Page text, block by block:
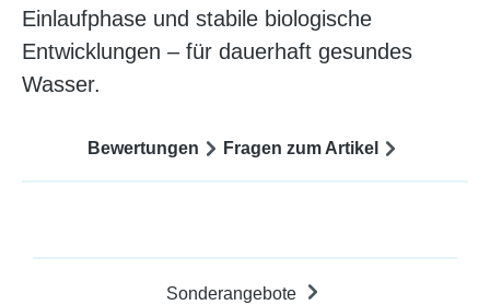
Einlaufphase und stabile biologische
Entwicklungen – für dauerhaft gesundes
Wasser.
Bewertungen Fragen zum Artikel
Sonderangebote